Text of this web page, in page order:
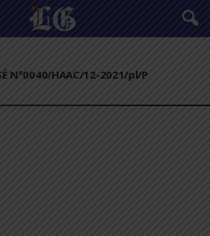
N°0040/HAAC/12-2021/pl/P